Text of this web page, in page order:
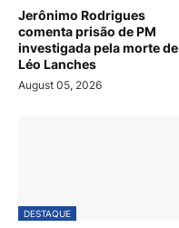
Jerônimo Rodrigues
comenta prisão de PM
investigada pela morte de
Léo Lanches
August 05, 2026
DESTAQUE